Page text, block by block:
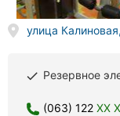
улица
done Резервное
(063) 122 XX